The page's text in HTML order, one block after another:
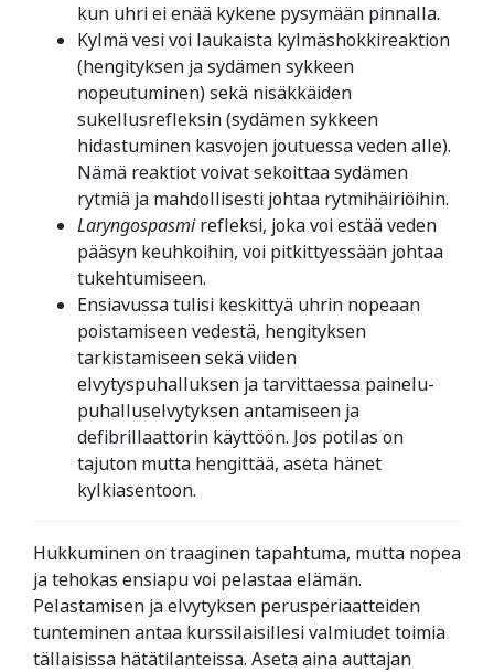
kun uhri ei enää kykene pysymään pinnalla.
Kylmä vesi voi laukaista kylmäshokkireaktion
(hengityksen ja sydämen sykkeen
nopeutuminen) sekä nisäkkäiden
sukellusrefleksin (sydämen sykkeen
hidastuminen kasvojen joutuessa veden alle).
Nämä reaktiot voivat sekoittaa sydämen
rytmiä ja mahdollisesti johtaa rytmihäiriöihin.
Laryngospasmirefleksi, joka voi estää veden
pääsyn keuhkoihin, voi pitkittyessään johtaa
tukehtumiseen.
Ensiavussa tulisi keskittyä uhrin nopeaan
poistamiseen vedestä, hengityksen
tarkistamiseen sekä viiden
elvytyspuhalluksen ja tarvittaessa painelu-
puhalluselvytyksen antamiseen ja
defibrillaattorin käyttöön. Jos potilas on
tajuton mutta hengittää, aseta hänet
kylkiasentoon.
Hukkuminen on traaginen tapahtuma, mutta nopea
ja tehokas ensiapu voi pelastaa elämän.
Pelastamisen ja elvytyksen perusperiaatteiden
tunteminen antaa kurssilaisillesi valmiudet toimia
tällaisissa hätätilanteissa. Aseta aina auttajan